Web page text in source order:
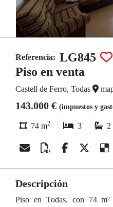
Referencia: LG845
Piso en venta
Castell de Ferro, Todas
143.000 € (impuestos y
74 m2 3 2
Descripción
Piso en Todas, con 74